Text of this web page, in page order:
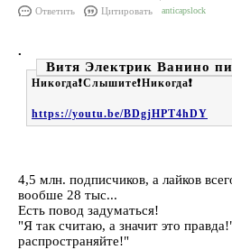
Ответить Цитировать anticapslock
.
Витя Электрик Ванино
Никогда❗️Слышите❗️Никогда❗️
https://youtu.be/BDgjHPT4hDY
4,5 млн. подписчиков, а лайков
вообше 28 тыс...
Есть повод задуматься!
"Я так считаю, а значит это
распространяйте!"